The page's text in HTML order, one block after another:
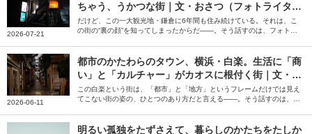
2026-07-21
ちゃう、うかつな街｜文・おさつ（フォトライタ
ー）
だけど、この一大観光地・鎌倉に6年間も住み続けている。それは、こ
の街の“裏の顔”を知ってしまったからだ――。そう話すのは、フォトラ
2026-06-11
都市のかたわらのタウン、横浜・白楽。生活に「商
い」と「カルチャー」がカオスに根付く街｜文・小
池真幸
この白楽という街は、「都市」と「地方」というフレームだけでは見え
てこない街の姿の、ひとつのあり方だと言える――。そう話すのは、編
明るい孤独をたずさえて、暮らしのかたちをたしか